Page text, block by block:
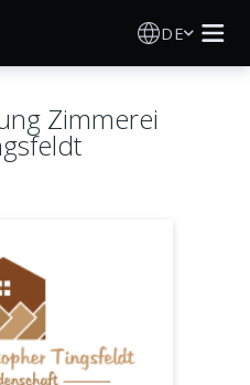
DE
Zimmerei